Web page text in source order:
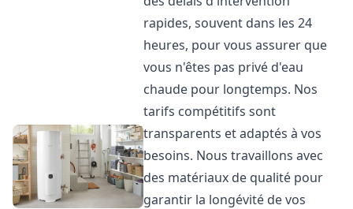
rapides, souvent dans les 24
heures, pour vous assurer que
vous n'êtes pas privé d'eau
chaude pour longtemps. Nos
tarifs compétitifs sont
transparents et adaptés à vos
besoins. Nous travaillons avec
des matériaux de qualité pour
garantir la longévité de vos